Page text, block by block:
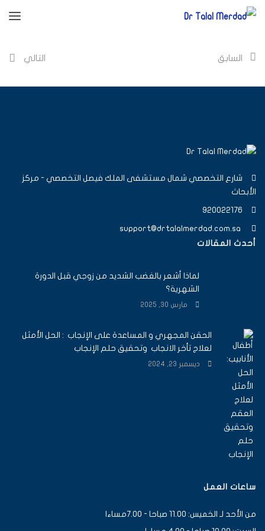
السابق التالي
شارع التخصصي شمال مستشفى الملك فيصل التخصصي - مركز
الأبحاث
920022176
أحدث المقالات
لماذا أشعر بالغضب الشديد من زوجي قبل الدورة
الشهرية؟
مارس 30, 2025
الحقن المجهري و المساعدة على الإنجاب : الحل الأمثل
لعلاج تأخر الانجاب وتحقيق حلم الإنجاب
ديسمبر 23, 2024
ساعات العمل
من الأحد لـ الخميس: 11.00 صباحا - 7.00مساءا